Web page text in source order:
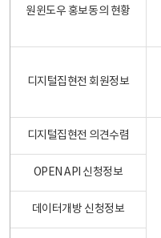
원윈도우 홍보동의 현황
디지털집현전 회원정보
디지털집현전 의견수렴
OPEN API 신청정보
데이터개방 신청정보